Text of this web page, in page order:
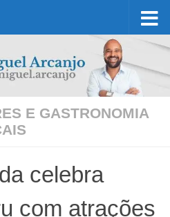
E GASTRONOMIA
celebra
com atrações